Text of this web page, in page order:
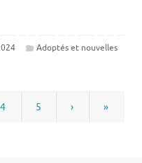
Adoptés et nouvelles
4 5 › »